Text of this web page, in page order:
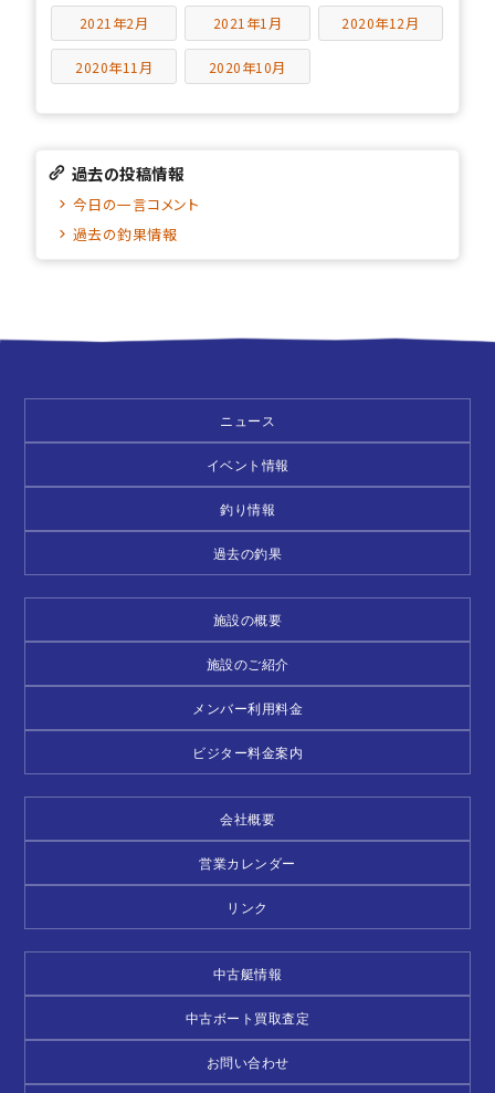
2021年2月 2021年1月 2020年12月
2020年11月 2020年10月
過去の投稿情報
今日の一言コメント
過去の釣果情報
ニュース
イベント情報
釣り情報
過去の釣果
施設の概要
施設のご紹介
メンバー利用料金
ビジター料金案内
会社概要
営業カレンダー
リンク
中古艇情報
中古ボート買取査定
お問い合わせ